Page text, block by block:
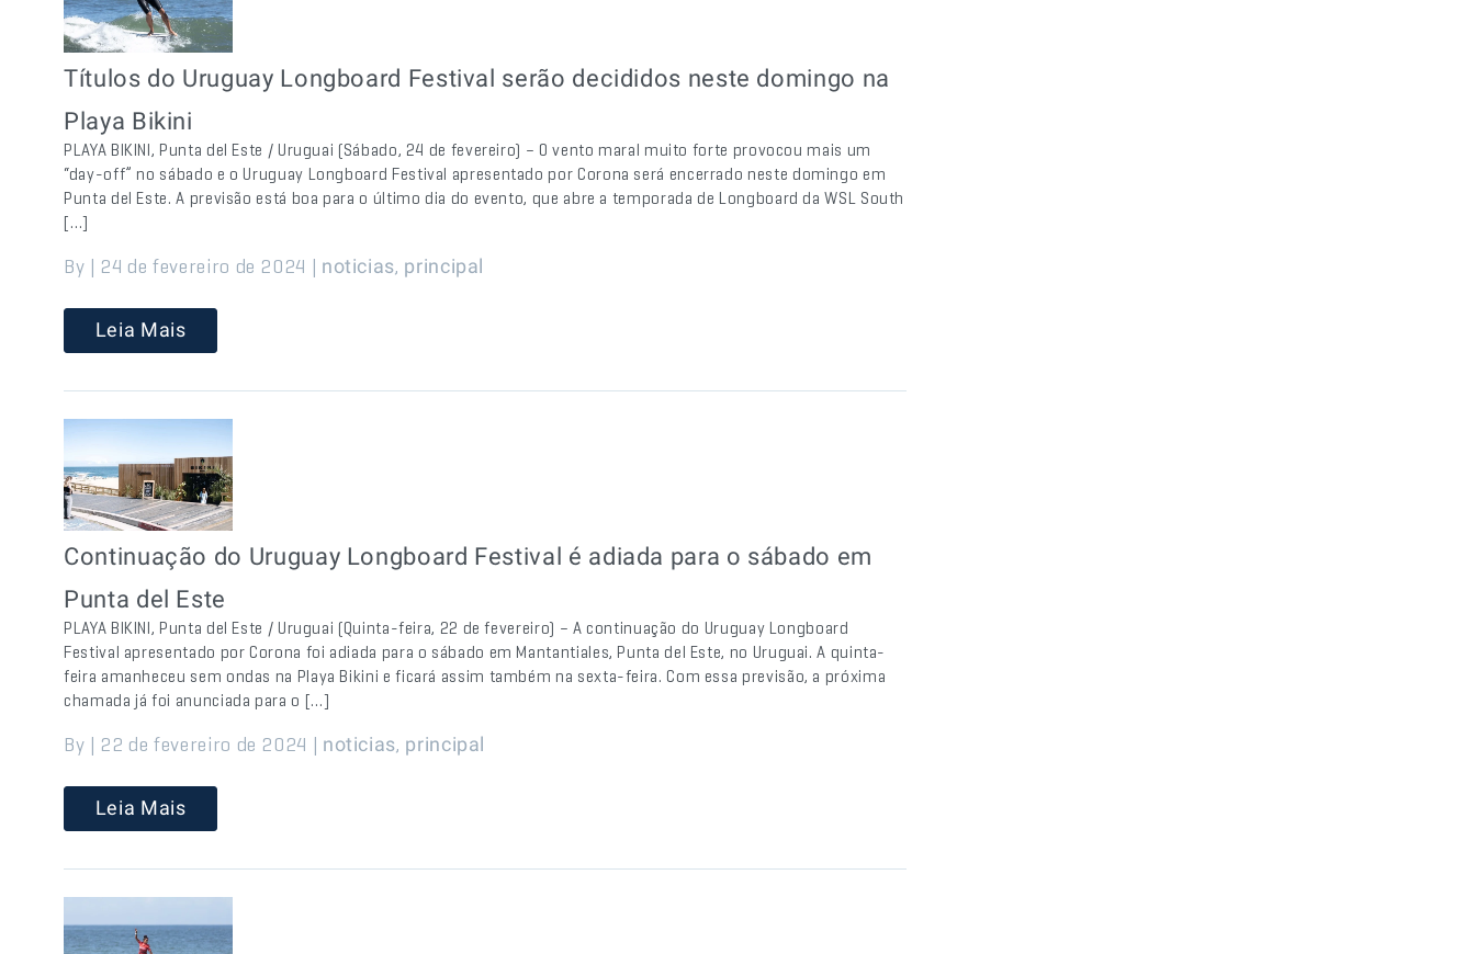
Títulos do Uruguay Longboard Festival serão decididos neste domingo na
Playa Bikini
PLAYA BIKINI, Punta del Este / Uruguai (Sábado, 24 de fevereiro) – O vento maral muito forte provocou mais um
“day-off” no sábado e o Uruguay Longboard Festival apresentado por Corona será encerrado neste domingo em
Punta del Este. A previsão está boa para o último dia do evento, que abre a temporada de Longboard da WSL South
[…]
By | 24 de fevereiro de 2024 | noticias, principal
Leia Mais
Continuação do Uruguay Longboard Festival é adiada para o sábado em
Punta del Este
PLAYA BIKINI, Punta del Este / Uruguai (Quinta-feira, 22 de fevereiro) – A continuação do Uruguay Longboard
Festival apresentado por Corona foi adiada para o sábado em Mantantiales, Punta del Este, no Uruguai. A quinta-
feira amanheceu sem ondas na Playa Bikini e ficará assim também na sexta-feira. Com essa previsão, a próxima
chamada já foi anunciada para o […]
By | 22 de fevereiro de 2024 | noticias, principal
Leia Mais